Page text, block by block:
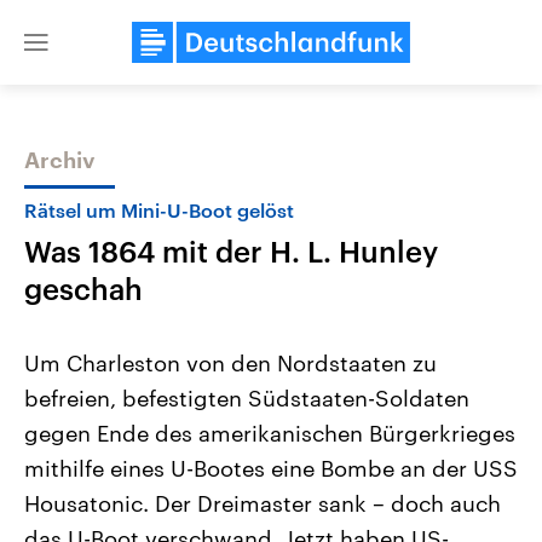
Close
Themen
Landtagswahl Sachsen-Anhalt
2026
Alle Informationen
Sachsen-Anhalt wählt am 6.
September 2026 einen neuen
Landtag. Seit 2021 wird das
Bundesland von einer Koalition aus
USA
Aktuelle Beiträge,
Hintergründe
Wirtschaftlich und
gehören die Vereinigten
den mächtigsten Ländern
mit großem Einfluss auf
Archiv
Rätsel um Mini-U-Boot gelöst
Was 1864 mit der H. L. Hunley
geschah
Um Charleston von den Nordstaaten zu
befreien, befestigten Südstaaten-Soldaten
gegen Ende des amerikanischen Bürgerkrieges
mithilfe eines U-Bootes eine Bombe an der USS
Housatonic. Der Dreimaster sank – doch auch